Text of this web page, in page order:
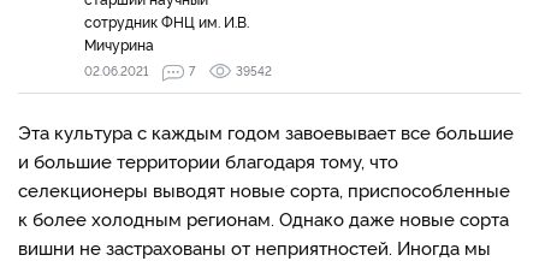
сотрудник ФНЦ им. И.В.
Мичурина
02.06.2021 7 39542
Эта культура с каждым годом завоевывает все большие
и большие территории благодаря тому, что
селекционеры выводят новые сорта, приспособленные
к более холодным регионам. Однако даже новые сорта
вишни не застрахованы от неприятностей. Иногда мы